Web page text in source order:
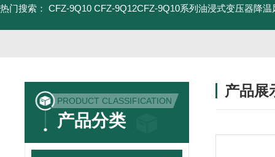
热门搜索： CFZ-9Q10 CFZ-9Q12CFZ-9Q10系列油浸式变压器降温
PRODUCT CLASSIFICATION
产品分类
产品展